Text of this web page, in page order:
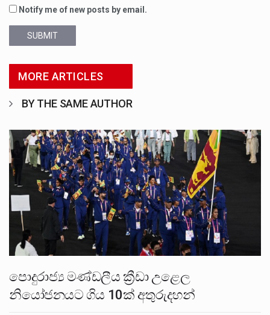
Notify me of new posts by email.
SUBMIT
MORE ARTICLES
BY THE SAME AUTHOR
පොදුරාජ්‍ය මණ්ඩලීය ක්‍රීඩා උළෙල
නියෝජනයට ගිය 10ක් අතුරුදහන්